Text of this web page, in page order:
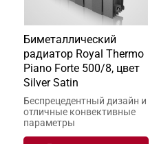
Биметаллический
радиатор Royal Thermo
Piano Forte 500/8, цвет
Silver Satin
Беспрецедентный дизайн и
отличные конвективные
параметры